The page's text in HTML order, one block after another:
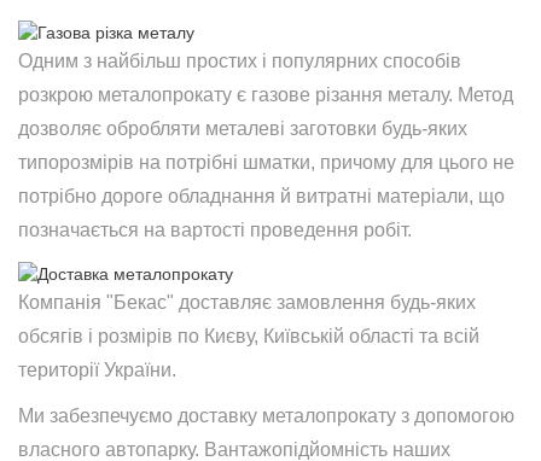
Одним з найбільш простих і популярних способів
розкрою металопрокату є газове різання металу. Метод
дозволяє обробляти металеві заготовки будь-яких
типорозмірів на потрібні шматки, причому для цього не
потрібно дороге обладнання й витратні матеріали, що
позначається на вартості проведення робіт.
Компанія "Бекас" доставляє замовлення будь-яких
обсягів і розмірів по Києву, Київській області та всій
території України.
Ми забезпечуємо доставку металопрокату з допомогою
власного автопарку. Вантажопідйомність наших